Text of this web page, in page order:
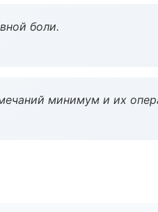
боли.
минимум и их